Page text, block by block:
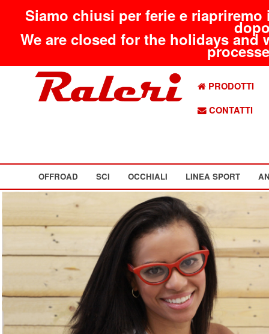
Siamo chiusi per ferie e
We are closed for the holidays
PRODOTTI
CONTATTI
OFFROAD SCI OCCHIALI LINEA SPORT